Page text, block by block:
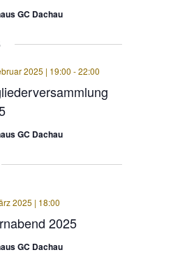
GC Dachau
2025 | 19:00 -22:00
GC Dachau
2025
2025 | 18:00
GC Dachau